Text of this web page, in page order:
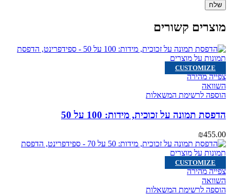
מוצרים קשורים
CUSTOMIZE
צפייה מהירה
השוואה
הוספה לרשימת המשאלות
הדפסת תמונה על זכוכית, מידות: 100 על 50
₪455.00
CUSTOMIZE
צפייה מהירה
השוואה
הוספה לרשימת המשאלות